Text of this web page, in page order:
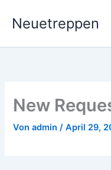
InhaltNeuetreppen
New
Vonadmin/April 29,